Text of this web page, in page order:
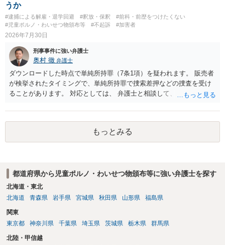
うか
#逮捕による解雇・退学回避 #釈放・保釈
#前科・前歴をつけたくない
#児童ポルノ・わいせつ物頒布等
#不起訴 #加害者
2026年7月30日
刑事事件に強い弁護士
奥村 徹 弁護士
ダウンロードした時点で単純所持罪（7条1項）を疑われます。 販売者
が検挙されたタイミングで、単純所持罪で捜索差押などの捜査を受け
ることがあります。 対応としては、 弁護士と相談して、 児童ポルノ
談しておく などが考えられます。
もっとみる
都道府県から児童ポルノ・わいせつ物頒布等に強い弁護士を探す
北海道・東北
北海道
青森県 岩手県 宮城県 秋田県 山形県 福島県
関東
東京都
神奈川県 千葉県 埼玉県 茨城県 栃木県 群馬県
北陸・甲信越